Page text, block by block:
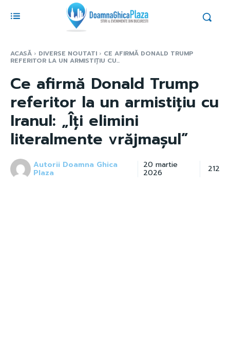
ACASĂ DIVERSE NOUTATI CE AFIRMĂ DONALD TRUMP
REFERITOR LA UN ARMISTIȚIU CU...
Ce afirmă Donald Trump
referitor la un armistițiu cu
Iranul: „Îți elimini
literalmente vrăjmașul”
Autorii Doamna Ghica
Plaza
20 martie
2026 212